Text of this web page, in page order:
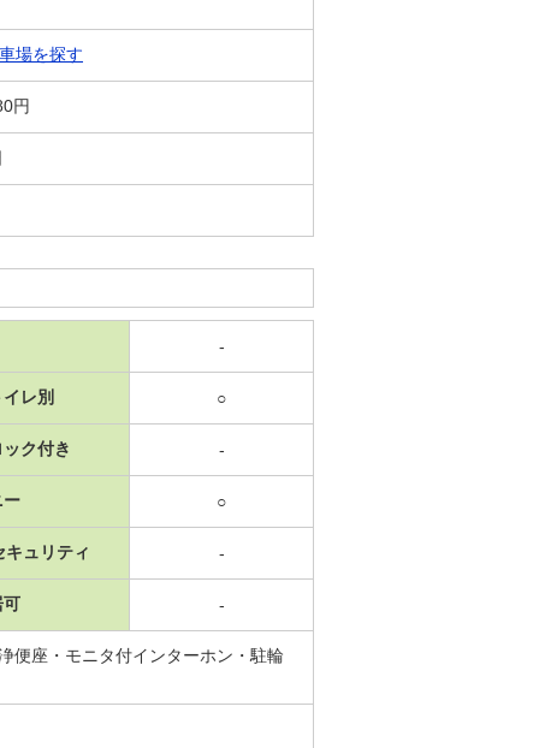
場を探す
円
-
レ別 ○
ク付き -
ー ○
キュリティ -
可 -
便座・モニタ付インターホン・駐輪